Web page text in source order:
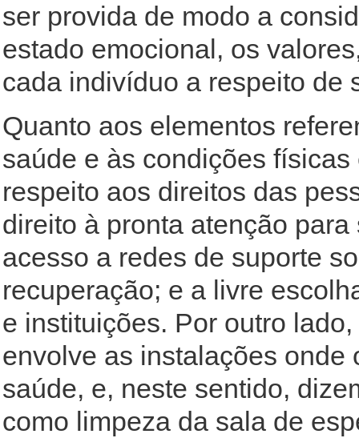
ser provida de modo a
estado emocional, os
cada indivíduo a respeito de
Quanto aos elementos
saúde e às condições
respeito aos direitos das
direito à pronta atenção
acesso a redes de suporte
recuperação; e a livre
e instituições. Por outro
envolve as instalações onde
saúde, e, neste sentido,
como limpeza da sala de